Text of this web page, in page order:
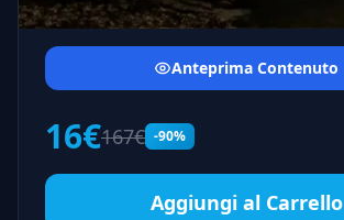
Anteprima Contenuto
16€167€ -90%
Aggiungi al Carrello